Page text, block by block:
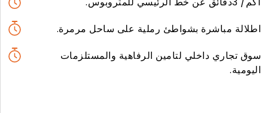
اطلالة مباشرة بشواطئ رملية على ساحل مرمرة.
سوق تجاري داخلي لتامين الرفاهية والمستلزمات
اليومية.